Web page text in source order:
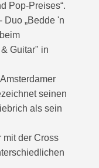
Pop-Preises“.
Duo „Bedde 'n
Guitar" in
seinen
als sein
mit der Cross